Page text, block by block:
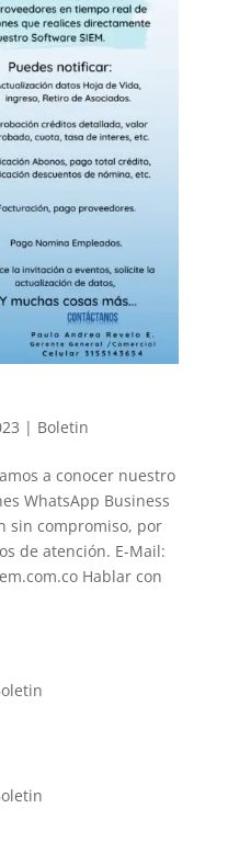
| Boletin
a conocer nuestro
WhatsApp Business
sin compromiso, por
de atención. E-Mail:
Hablar con